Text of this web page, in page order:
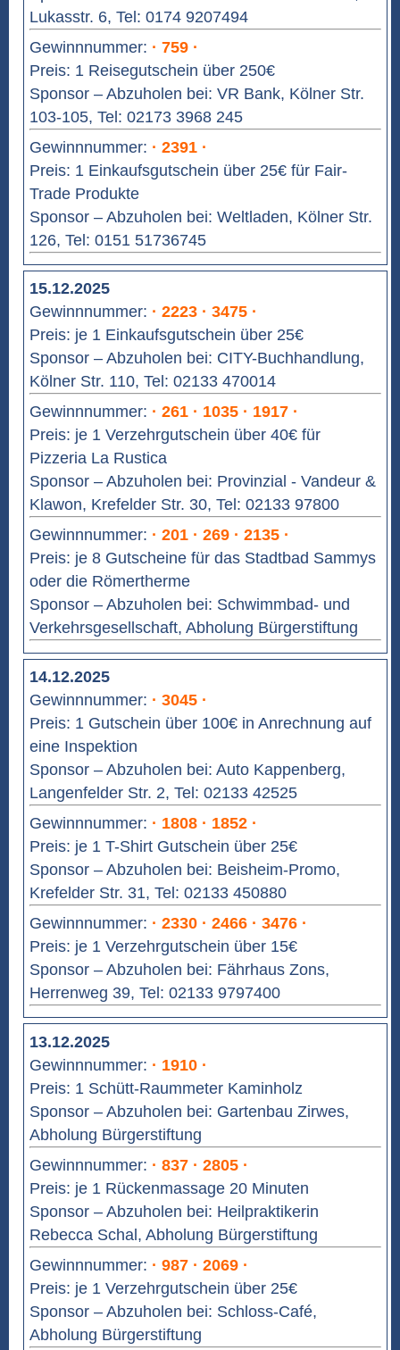
Lukasstr. 6, Tel: 0174 9207494
Gewinnnummer: · 759 ·
Preis: 1 Reisegutschein über 250€
Sponsor – Abzuholen bei: VR Bank, Kölner Str.
103-105, Tel: 02173 3968 245
Gewinnnummer: · 2391 ·
Preis: 1 Einkaufsgutschein über 25€ für Fair-
Trade Produkte
Sponsor – Abzuholen bei: Weltladen, Kölner Str.
126, Tel: 0151 51736745
15.12.2025
Gewinnnummer: · 2223 · 3475 ·
Preis: je 1 Einkaufsgutschein über 25€
Sponsor – Abzuholen bei: CITY-Buchhandlung,
Kölner Str. 110, Tel: 02133 470014
Gewinnnummer: · 261 · 1035 · 1917 ·
Preis: je 1 Verzehrgutschein über 40€ für
Pizzeria La Rustica
Sponsor – Abzuholen bei: Provinzial - Vandeur &
Klawon, Krefelder Str. 30, Tel: 02133 97800
Gewinnnummer: · 201 · 269 · 2135 ·
Preis: je 8 Gutscheine für das Stadtbad Sammys
oder die Römertherme
Sponsor – Abzuholen bei: Schwimmbad- und
Verkehrsgesellschaft, Abholung Bürgerstiftung
14.12.2025
Gewinnnummer: · 3045 ·
Preis: 1 Gutschein über 100€ in Anrechnung auf
eine Inspektion
Sponsor – Abzuholen bei: Auto Kappenberg,
Langenfelder Str. 2, Tel: 02133 42525
Gewinnnummer: · 1808 · 1852 ·
Preis: je 1 T-Shirt Gutschein über 25€
Sponsor – Abzuholen bei: Beisheim-Promo,
Krefelder Str. 31, Tel: 02133 450880
Gewinnnummer: · 2330 · 2466 · 3476 ·
Preis: je 1 Verzehrgutschein über 15€
Sponsor – Abzuholen bei: Fährhaus Zons,
Herrenweg 39, Tel: 02133 9797400
13.12.2025
Gewinnnummer: · 1910 ·
Preis: 1 Schütt-Raummeter Kaminholz
Sponsor – Abzuholen bei: Gartenbau Zirwes,
Abholung Bürgerstiftung
Gewinnnummer: · 837 · 2805 ·
Preis: je 1 Rückenmassage 20 Minuten
Sponsor – Abzuholen bei: Heilpraktikerin
Rebecca Schal, Abholung Bürgerstiftung
Gewinnnummer: · 987 · 2069 ·
Preis: je 1 Verzehrgutschein über 25€
Sponsor – Abzuholen bei: Schloss-Café,
Abholung Bürgerstiftung